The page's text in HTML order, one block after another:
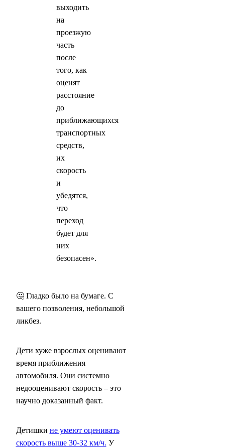
выходить
на
проезжую
часть
после
того, как
оценят
расстояние
до
приближающихся
транспортных
средств,
их
скорость
и
убедятся,
что
переход
будет для
них
безопасен».
🤔 Гладко было на бумаге. С
вашего позволения, небольшой
ликбез.
Дети хуже взрослых оценивают
время приближения
автомобиля. Они системно
недооценивают скорость – это
научно доказанный факт.
Детишки не умеют оценивать
скорость выше 30-32 км/ч. У